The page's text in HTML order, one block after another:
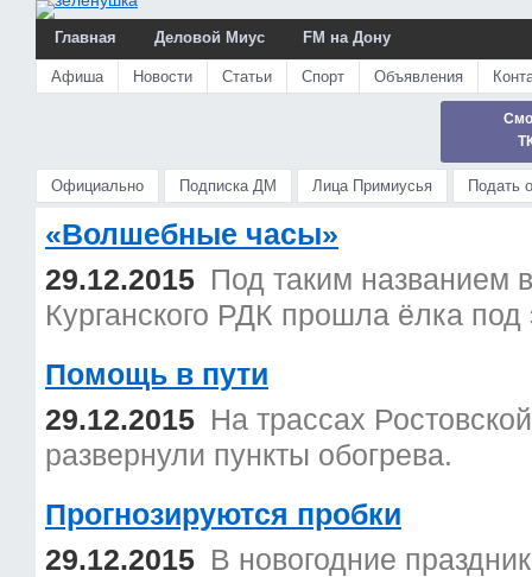
Главная Деловой Миус FM на Дону
Афиша Новости Статьи Спорт Объявления
Официально Подписка ДМ Лица Примиусья Подать
«Волшебные часы»
29.12.2015 Под таким названием
Курганского РДК прошла ёлка
Помощь в пути
29.12.2015 На трассах
развернули пункты обогрева.
Прогнозируются пробки
29.12.2015 В новогодние